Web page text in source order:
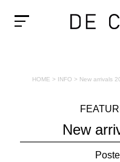
HOME > INFO > New arrivals
New